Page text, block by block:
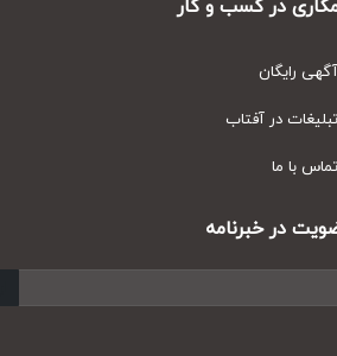
در کسب و کار
رایگان
در آفتاب
با ما
در خبرنامه